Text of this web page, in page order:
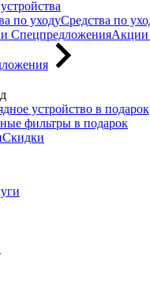
Средства по
Акции
устройство в подарок
фильтры в подарок
Скидки